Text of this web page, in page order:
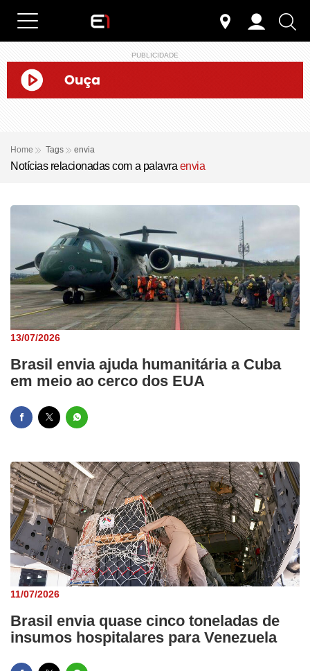
PUBLICIDADE
Home Tags envia
Notícias relacionadas com a palavra envia
13/07/2026
Brasil envia ajuda humanitária a Cuba
em meio ao cerco dos EUA
11/07/2026
Brasil envia quase cinco toneladas de
insumos hospitalares para Venezuela